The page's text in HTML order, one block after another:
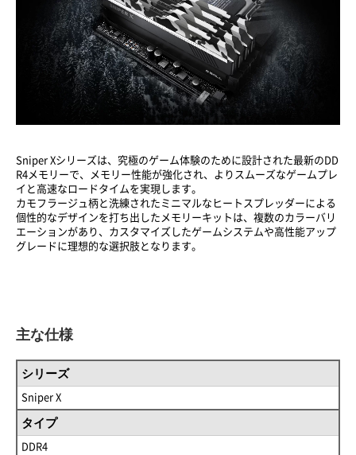
Sniper Xシリーズは、究極のゲーム体験のために設計された最新のDD
R4メモリーで、メモリー性能が強化され、よりスムーズなゲームプレ
イと高速なロードタイムを実現します。
カモフラージュ柄と洗練されたミニマルなヒートスプレッダーによる
個性的なデザインを打ち出したメモリーキットは、複数のカラーバリ
エーションがあり、カスタマイズしたゲームシステムや高性能アップ
グレードに理想的な選択肢となります。
主な仕様
シリーズ
Sniper X
タイプ
DDR4